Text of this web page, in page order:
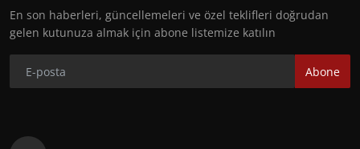
En son haberleri, güncellemeleri ve özel teklifleri doğrudan
gelen kutunuza almak için abone listemize katılın
Abone